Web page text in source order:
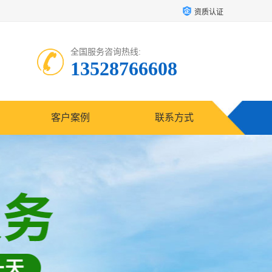
资质认证
全国服务咨询热线:
13528766608
客户案例 联系方式